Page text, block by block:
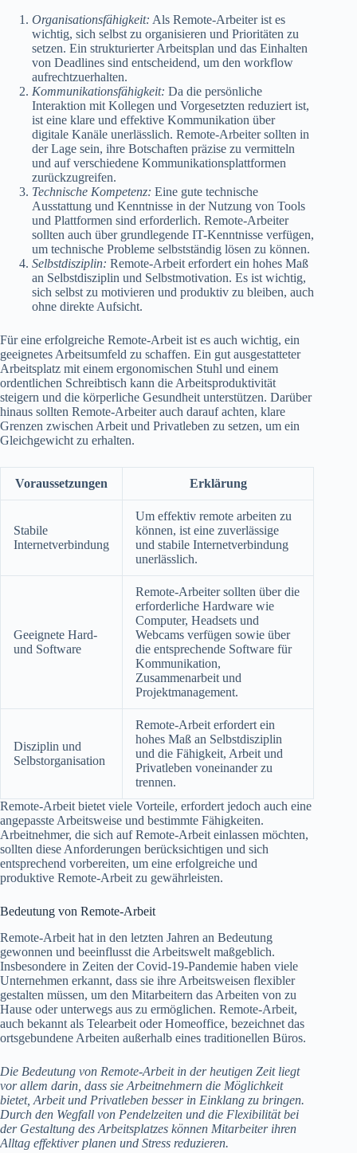
Organisationsfähigkeit: Als Remote-Arbeiter ist es
wichtig, sich selbst zu organisieren und Prioritäten zu
setzen. Ein strukturierter Arbeitsplan und das Einhalten
von Deadlines sind entscheidend, um den workflow
aufrechtzuerhalten.
Kommunikationsfähigkeit: Da die persönliche
Interaktion mit Kollegen und Vorgesetzten reduziert ist,
ist eine klare und effektive Kommunikation über
digitale Kanäle unerlässlich. Remote-Arbeiter sollten in
der Lage sein, ihre Botschaften präzise zu vermitteln
und auf verschiedene Kommunikationsplattformen
zurückzugreifen.
Technische Kompetenz: Eine gute technische
Ausstattung und Kenntnisse in der Nutzung von Tools
und Plattformen sind erforderlich. Remote-Arbeiter
sollten auch über grundlegende IT-Kenntnisse verfügen,
um technische Probleme selbstständig lösen zu können.
Selbstdisziplin: Remote-Arbeit erfordert ein hohes Maß
an Selbstdisziplin und Selbstmotivation. Es ist wichtig,
sich selbst zu motivieren und produktiv zu bleiben, auch
ohne direkte Aufsicht.
Für eine erfolgreiche Remote-Arbeit ist es auch wichtig, ein
geeignetes Arbeitsumfeld zu schaffen. Ein gut ausgestatteter
Arbeitsplatz mit einem ergonomischen Stuhl und einem
ordentlichen Schreibtisch kann die Arbeitsproduktivität
steigern und die körperliche Gesundheit unterstützen. Darüber
hinaus sollten Remote-Arbeiter auch darauf achten, klare
Grenzen zwischen Arbeit und Privatleben zu setzen, um ein
Gleichgewicht zu erhalten.
Voraussetzungen Erklärung
Stabile
Internetverbindung
Um effektiv remote arbeiten zu
können, ist eine zuverlässige
und stabile Internetverbindung
unerlässlich.
Geeignete Hard-
und Software
Remote-Arbeiter sollten über die
erforderliche Hardware wie
Computer, Headsets und
Webcams verfügen sowie über
die entsprechende Software für
Kommunikation,
Zusammenarbeit und
Projektmanagement.
Disziplin und
Selbstorganisation
Remote-Arbeit erfordert ein
hohes Maß an Selbstdisziplin
und die Fähigkeit, Arbeit und
Privatleben voneinander zu
trennen.
Remote-Arbeit bietet viele Vorteile, erfordert jedoch auch eine
angepasste Arbeitsweise und bestimmte Fähigkeiten.
Arbeitnehmer, die sich auf Remote-Arbeit einlassen möchten,
sollten diese Anforderungen berücksichtigen und sich
entsprechend vorbereiten, um eine erfolgreiche und
produktive Remote-Arbeit zu gewährleisten.
Bedeutung von Remote-Arbeit
Remote-Arbeit hat in den letzten Jahren an Bedeutung
gewonnen und beeinflusst die Arbeitswelt maßgeblich.
Insbesondere in Zeiten der Covid-19-Pandemie haben viele
Unternehmen erkannt, dass sie ihre Arbeitsweisen flexibler
gestalten müssen, um den Mitarbeitern das Arbeiten von zu
Hause oder unterwegs aus zu ermöglichen. Remote-Arbeit,
auch bekannt als Telearbeit oder Homeoffice, bezeichnet das
ortsgebundene Arbeiten außerhalb eines traditionellen Büros.
Die Bedeutung von Remote-Arbeit in der heutigen Zeit liegt
vor allem darin, dass sie Arbeitnehmern die Möglichkeit
bietet, Arbeit und Privatleben besser in Einklang zu bringen.
Durch den Wegfall von Pendelzeiten und die Flexibilität bei
der Gestaltung des Arbeitsplatzes können Mitarbeiter ihren
Alltag effektiver planen und Stress reduzieren.